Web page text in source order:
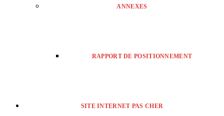
ANNEXES
RAPPORT DE POSITIONNEMENT
SITE INTERNET PAS CHER